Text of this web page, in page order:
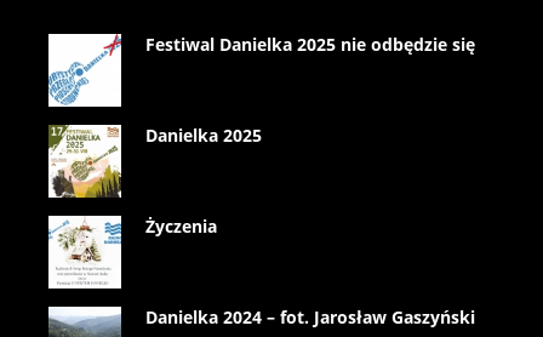
Festiwal Danielka 2025 nie odbędzie się
Danielka 2025
Życzenia
Danielka 2024 – fot. Jarosław Gaszyński